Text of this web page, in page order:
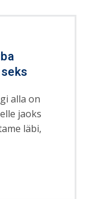
alla on
jaoks
läbi,